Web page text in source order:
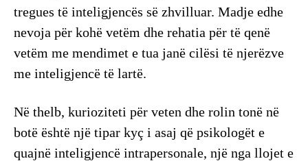
tregues të inteligjencës së zhvilluar. Madje edhe
nevoja për kohë vetëm dhe rehatia për të qenë
vetëm me mendimet e tua janë cilësi të njerëzve
me inteligjencë të lartë.
Në thelb, kurioziteti për veten dhe rolin tonë në
botë është një tipar kyç i asaj që psikologët e
quajnë inteligjencë intrapersonale, një nga llojet e